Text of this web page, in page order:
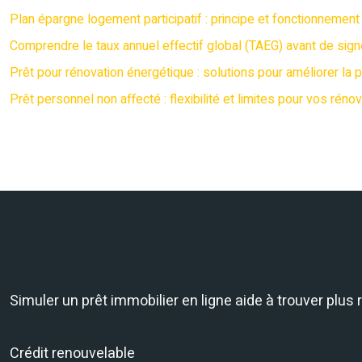
Plan épargne logement participatif : principe et fonctionnement
Comprendre le taux annuel effectif global (TAEG) avant de
Prêt pour rénovation énergétique : solutions pour améliorer la
Prêt personnel non affecté : flexibilité et limites pour vos
Simuler un prêt immobilier en ligne aide à trouver
Crédit renouvelable